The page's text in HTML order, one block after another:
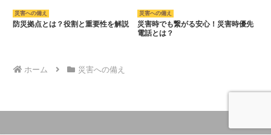
災害への備え
防災拠点とは？役割と重要性を解説
災害への備え
災害時でも繋がる安心！災害時優先
電話とは？
ホーム 災害への備え